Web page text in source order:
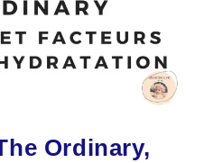
Ordinary,